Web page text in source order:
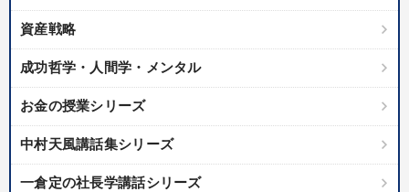
※「更新」を押すと「テーマ」「キーワード」を更新いただけます。
ondemand_video 経営音声・動画を探す
全国経営者セミナー収録物以外の経営教材（全762タイトル）からお探
しいただけます
資産戦略
成功哲学・人間学・メンタル
お金の授業シリーズ
中村天風講話集シリーズ
一倉定の社長学講話シリーズ